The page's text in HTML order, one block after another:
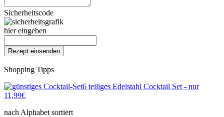
Sicherheitscode
hier eingeben
Shopping Tipps
6 teiliges Edelstahl Cocktail Set - nur
11,99€
nach Alphabet sortiert